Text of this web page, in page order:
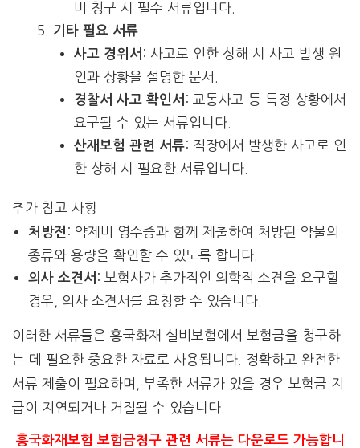
비 청구 시 필수 서류입니다.
기타 필요 서류
사고 경위서 : 사고로 인한 상해 시 사고 발생 원
인과 상황을 설명한 문서.
경찰서 사고 확인서 : 교통사고 등 특정 상황에서
요구될 수 있는 서류입니다.
산재보험 관련 서류: 직장에서 발생한 사고로 인
한 상해 시 필요한 서류입니다.
추가 참고 사항
처방전 : 약제비 영수증과 함께 제출하여 처방된 약물의
종류와 용량을 확인할 수 있도록 합니다.
의사 소견서 : 보험사가 추가적인 의학적 소견을 요구할
경우, 의사 소견서를 요청할 수 있습니다.
이러한 서류들은 흥국화재 실비보험에서 보험금을 청구하
는 데 필요한 중요한 자료로 사용됩니다. 정확하고 완전한
서류 제출이 필요하며, 부족한 서류가 있을 경우 보험금 지
급이 지연되거나 거절될 수 있습니다.
흥국화재보험 보험금청구 관련 서류는 다운로드 가능합니